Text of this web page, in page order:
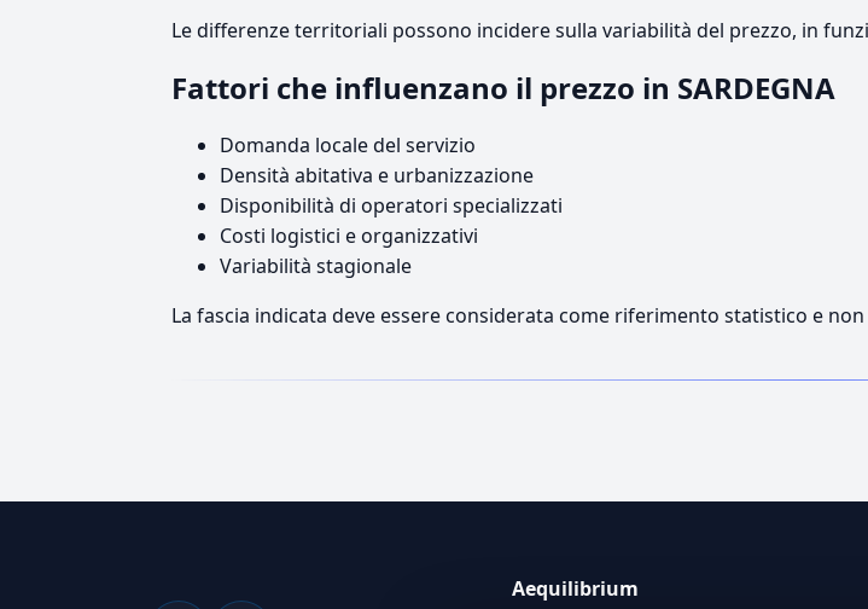
Le differenze territoriali possono incidere sulla variabilità del prezzo, in
Fattori che influenzano il prezzo in SARDEGNA
Domanda locale del servizio
Densità abitativa e urbanizzazione
Disponibilità di operatori specializzati
Costi logistici e organizzativi
Variabilità stagionale
La fascia indicata deve essere considerata come riferimento statistico e
Aequilibrium